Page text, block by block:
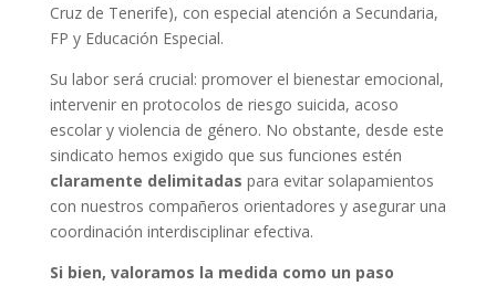
Cruz de Tenerife), con especial atención a Secundaria,
FP y Educación Especial.
Su labor será crucial: promover el bienestar emocional,
intervenir en protocolos de riesgo suicida, acoso
escolar y violencia de género. No obstante, desde este
sindicato hemos exigido que sus funciones estén
claramente delimitadas para evitar solapamientos
con nuestros compañeros orientadores y asegurar una
coordinación interdisciplinar efectiva.
Si bien, valoramos la medida como un paso